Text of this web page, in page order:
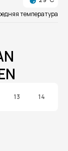
температура
13 14